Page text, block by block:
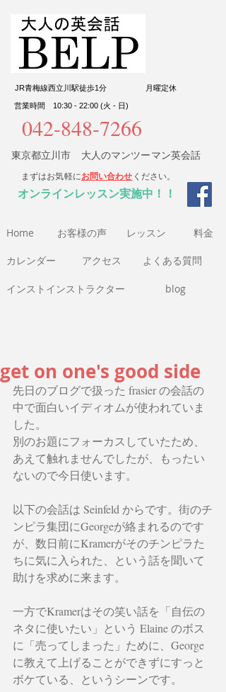
JR青梅線西立川駅徒歩1分 ​月曜定休
営業時間 10:30 - 22:00 (火 - 日)
042-848-7266
東京都立川市 大人のマンツーマン英会話
まずはお気軽にお問い合わせ ください。
​オンラインレッスン実施中！！
Home ​お客様の声
​カレンダー アクセス
インストインストラクター
​レッスン ​料金​
よくある質問
blog
get on one's good side
先日のブログで扱った frasier の会話の
中で面白いイディオムが使われていま
した。
別のお題にフォーカスしていたため、
あえて触れませんでしたが、もったい
ないので今日使います。
以下の会話は Seinfeld からです。街のチ
ンピラ集団にGeorgeが絡まれるのです
が、数日前にKramerがそのチンピラた
ちに気に入られた、という話を聞いて
助けを求めに来ます。
一方でKramerはその笑い話を「自伝の
ネタに使いたい」という Elaine のボス
に「売ってしまった」ために、George
に教えて上げることができずにすっと
ボケている、というシーンです。